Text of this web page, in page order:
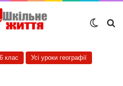
клас Усі уроки географії